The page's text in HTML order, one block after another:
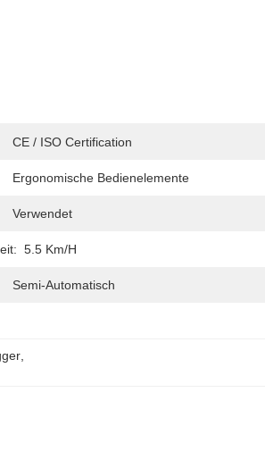
CE / ISO Certification
Ergonomische Bedienelemente
Verwendet
5.5 Km/h
Semi-Automatisch